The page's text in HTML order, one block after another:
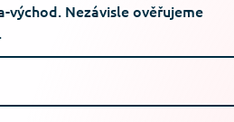
východ. Nezávisle ověřujeme